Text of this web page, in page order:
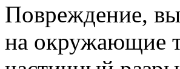
Повреждение,
на окружающие